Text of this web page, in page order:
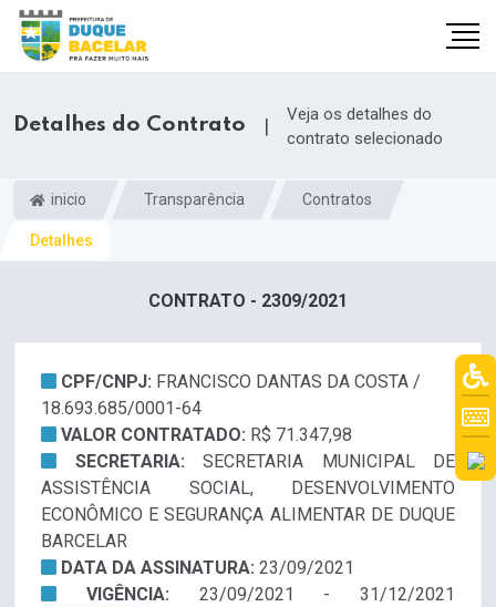
Detalhes do Contrato |
Veja os detalhes do
contrato selecionado
inicio Transparência Contratos
Detalhes
CONTRATO - 2309/2021
CPF/CNPJ: FRANCISCO DANTAS DA COSTA /
18.693.685/0001-64
VALOR CONTRATADO: R$ 71.347,98
SECRETARIA: SECRETARIA MUNICIPAL DE
ASSISTÊNCIA SOCIAL, DESENVOLVIMENTO
ECONÔMICO E SEGURANÇA ALIMENTAR DE DUQUE
BARCELAR
DATA DA ASSINATURA: 23/09/2021
VIGÊNCIA: 23/09/2021 - 31/12/2021